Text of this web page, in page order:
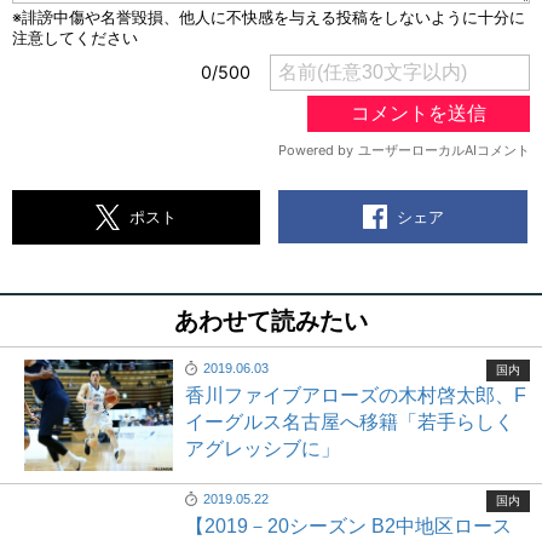
ポスト シェア
あわせて読みたい
2019.06.03
香川ファイブアローズの木村啓太郎、F
イーグルス名古屋へ移籍「若手らしく
アグレッシブに」
国内
2019.05.22
【2019－20シーズン B2中地区ロース
国内